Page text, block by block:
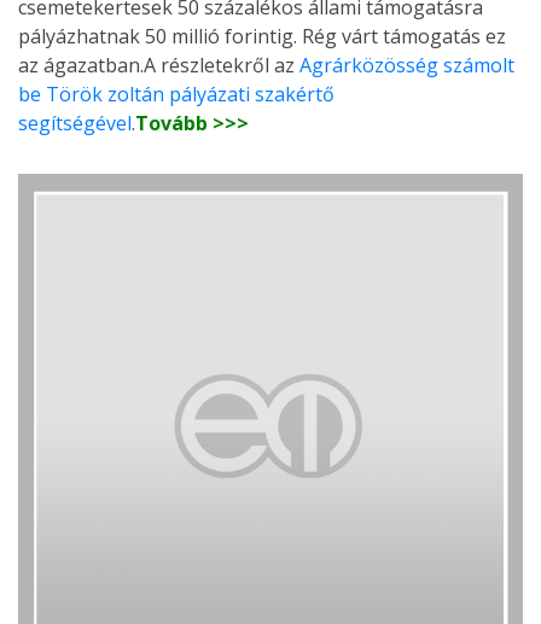
csemetekertesek 50 százalékos állami támogatásra
pályázhatnak 50 millió forintig. Rég várt támogatás ez
az ágazatban.A részletekről az Agrárközösség számolt
be Török zoltán pályázati szakértő
segítségével.Tovább >>>